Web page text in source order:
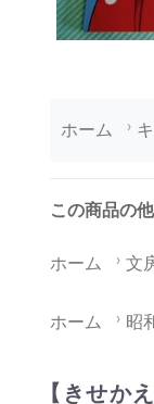
ホーム
この商品の
ホーム 文
ホーム 昭
【きせか